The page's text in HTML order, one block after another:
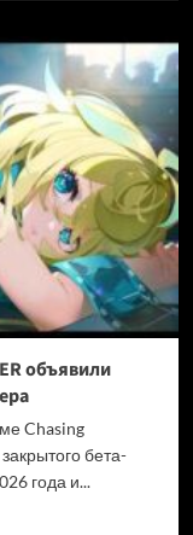
объявили
Chasing
бета-
года и...